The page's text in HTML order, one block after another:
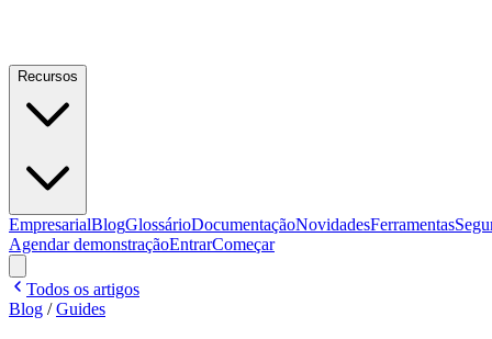
Recursos
EmpresarialBlogGlossárioDocumentaçãoNovidadesFerramentas
Agendar demonstraçãoEntrarComeçar
Todos os artigos
Blog /Guides